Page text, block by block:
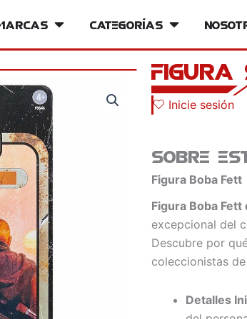
Open MarcasCategorías Open Categorías
Inicie sesión
Sobre
Figura Boba Fett
Figura Boba Fett
excepcional del
Descubre por
coleccionistas
Detalles